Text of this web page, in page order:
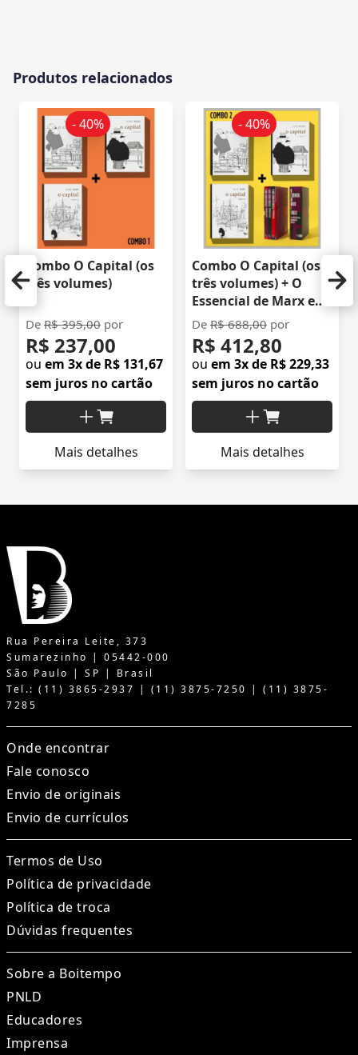
Produtos relacionados
Combo O Capital (os
três volumes)
De R$ 395,00 por
R$ 237,00
ou em 3x de R$ 131,67
sem juros no cartão
- 40%
Mais detalhes
Combo O Capital (os
três volumes) + O
Essencial de Marx e
Engels
De R$ 688,00 por
R$ 412,80
ou em 3x de R$ 229,33
sem juros no cartão
- 40%
Mais detalhes
Rua Pereira Leite, 373
Sumarezinho | 05442-000
São Paulo | SP | Brasil
Tel.: (11) 3865-2937 | (11) 3875-7250 | (11) 3875-
7285
Onde encontrar
Fale conosco
Envio de originais
Envio de currículos
Termos de Uso
Política de privacidade
Política de troca
Dúvidas frequentes
Sobre a Boitempo
PNLD
Educadores
Imprensa